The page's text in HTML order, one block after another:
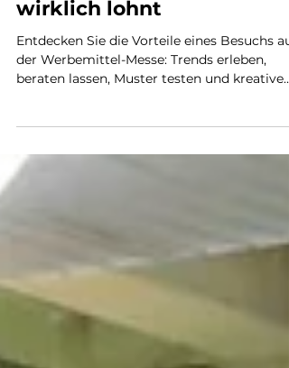
einer Werbemittel-Messe
wirklich lohnt
Entdecken Sie die Vorteile eines Besuchs auf
Ideen für Ihr Marketing sammeln.